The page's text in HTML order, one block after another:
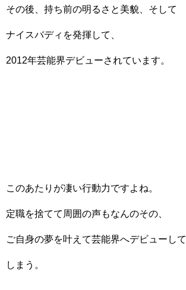
その後、持ち前の明るさと美貌、そして
ナイスバディを発揮して、
2012年芸能界デビューされています。
このあたりが凄い行動力ですよね。
定職を捨てて周囲の声もなんのその、
ご自身の夢を叶えて芸能界へデビューして
しまう。